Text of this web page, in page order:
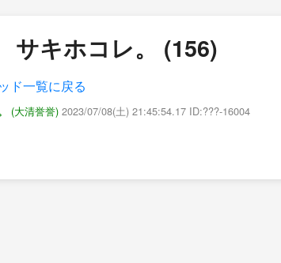
サキホコレ。 (156)
ド一覧に戻る
(大清誉誉) 2023/07/08(土) 21:45:54.17 ID:???-16004